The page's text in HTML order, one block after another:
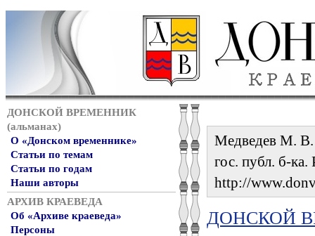
ДОНСКОЙ ВРЕМЕННИК
(альманах)
О «Донском временнике»
Статьи по темам
Статьи по годам
Наши авторы
АРХИВ КРАЕВЕДА
Об «Архиве краеведа»
Персоны
Медведев М. В.
гос. публ. б-
http://
ДОНСКОЙ